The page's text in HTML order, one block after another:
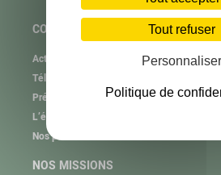
Tout refuser
Personnaliser
Politique de
COPAGE
Actualités
Téléchargement
Présentation de l’association
L’équipe
Nos partenaires
NOS MISSIONS